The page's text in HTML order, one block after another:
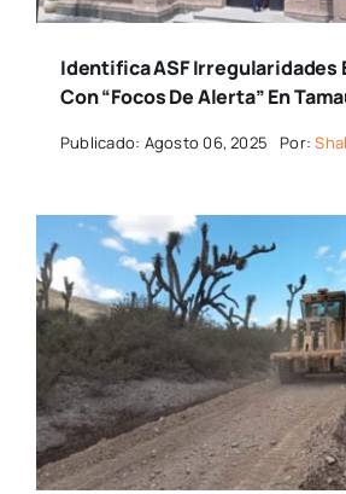
Identifica ASF Irregularidades
Con “focos De Alerta” En
Publicado: Agosto 06, 2025 Por: